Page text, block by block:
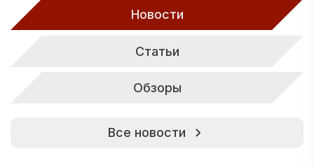
Новости
Статьи
Обзоры
Все новости